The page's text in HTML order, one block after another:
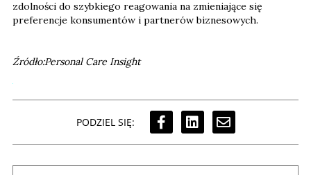
zdolności do szybkiego reagowania na zmieniające się
preferencje konsumentów i partnerów biznesowych.
Źródło:Personal Care Insight
PODZIEL SIĘ: